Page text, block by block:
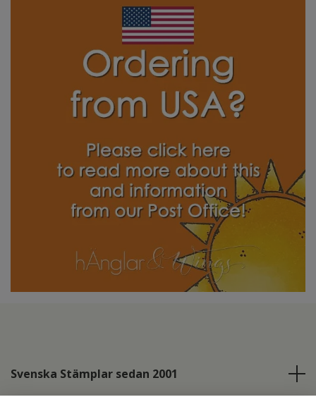
Svenska Stämplar sedan 2001